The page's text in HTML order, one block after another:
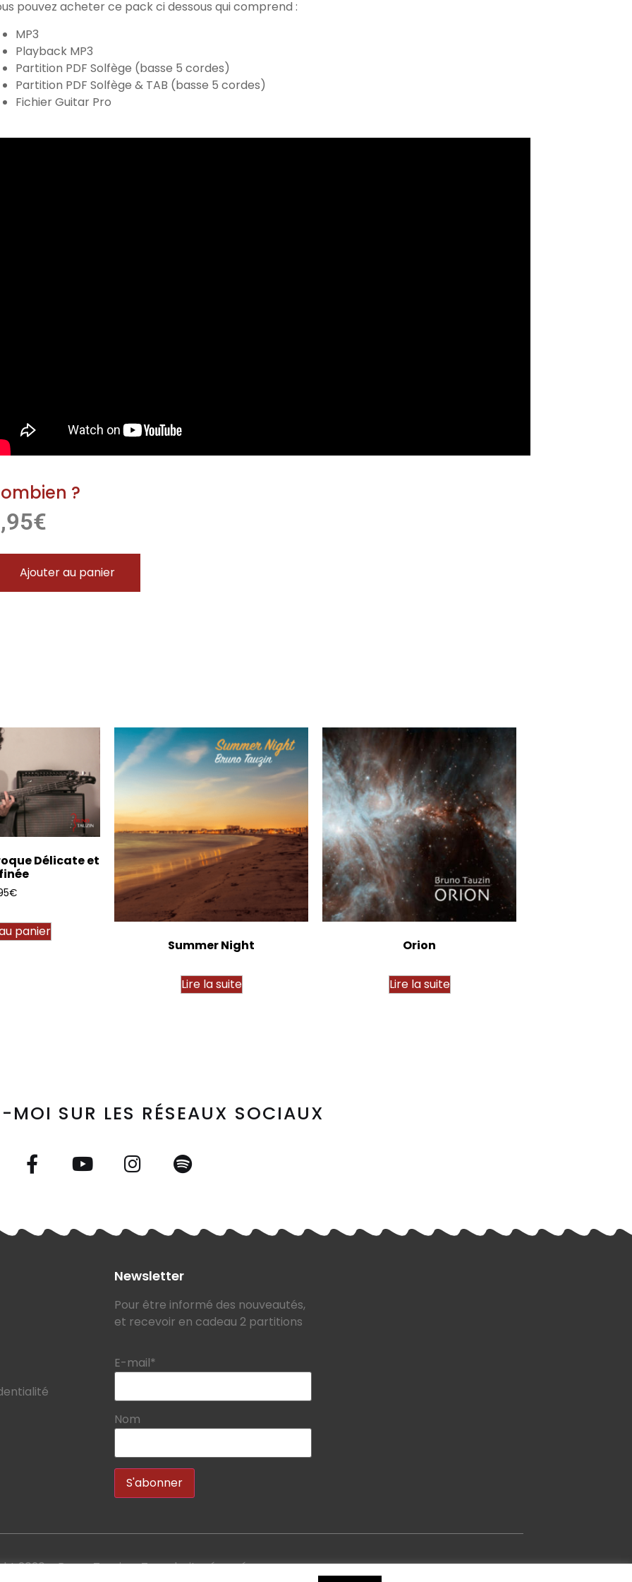
pouvez acheter ce pack ci dessous qui comprend :
MP3
Playback MP3
Partition PDF Solfège (basse 5 cordes)
Partition PDF Solfège & TAB (basse 5 cordes)
Fichier Guitar Pro
?
€
Ajouter au panier
Délicate et
€
panier
Summer Night
Lire la suite
Orion
Lire la suite
MOI SUR LES RÉSEAUX SOCIAUX
Newsletter
Pour être informé des nouveautés,
et recevoir en cadeau 2 partitions
E-mail*
Nom
2020 – Bruno Tauzin – Tous droits réservés.